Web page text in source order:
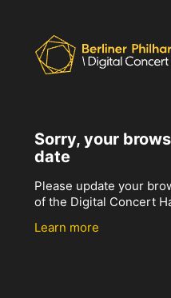
Sorry, your
date
Please update your
of the Digital Concert
Learn more